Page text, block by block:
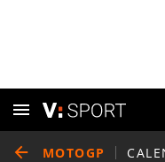
MOTOGP